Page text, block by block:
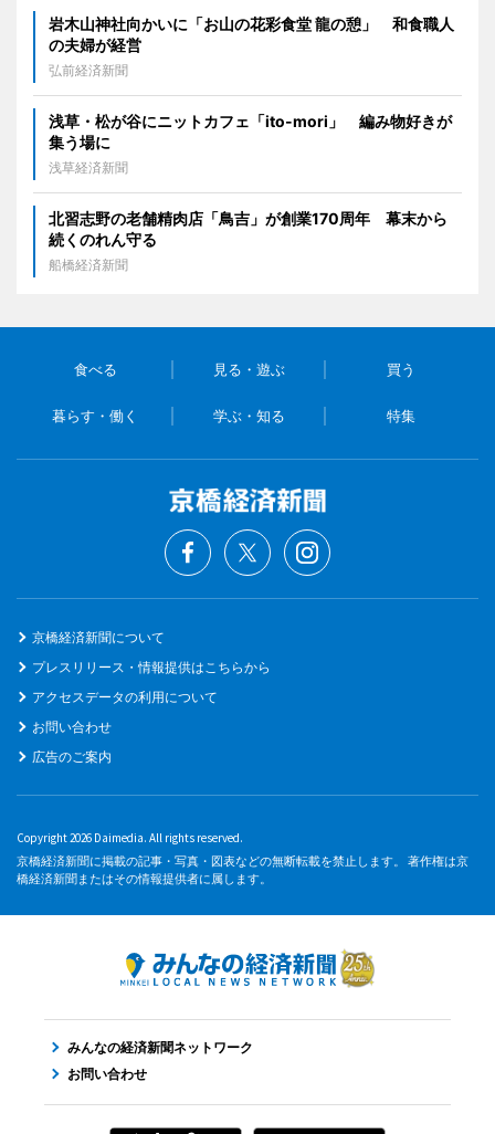
岩木山神社向かいに「お山の花彩食堂 龍の憩」 和食職人
の夫婦が経営
弘前経済新聞
浅草・松が谷にニットカフェ「ito-mori」 編み物好きが
集う場に
浅草経済新聞
北習志野の老舗精肉店「鳥吉」が創業170周年 幕末から
続くのれん守る
船橋経済新聞
食べる 見る・遊ぶ 買う
暮らす・働く 学ぶ・知る 特集
京橋経済新聞について
プレスリリース・情報提供はこちらから
アクセスデータの利用について
お問い合わせ
広告のご案内
Copyright 2026 Daimedia. All rights reserved.
京橋経済新聞に掲載の記事・写真・図表などの無断転載を禁止します。 著作権は京
橋経済新聞またはその情報提供者に属します。
みんなの経済新聞ネットワーク
お問い合わせ